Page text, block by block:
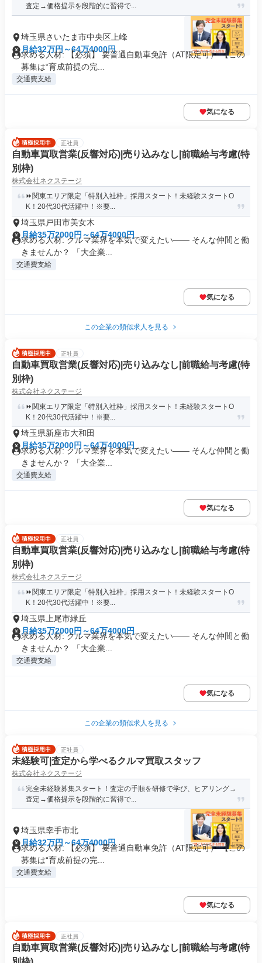
査定→価格提示を段階的に習得で...
埼玉県さいたま市中央区上峰
月給32万円～64万4000円
求める人材: 【必須】 要普通自動車免許（AT限定可） 【この
募集は“育成前提の完...
交通費支給
気になる
正社員
自動車買取営業(反響対応)|売り込みなし|前職給与考慮(特
別枠)
株式会社ネクステージ
⏩️関東エリア限定「特別入社枠」採用スタート！未経験スタートO
K！20代30代活躍中！※要...
埼玉県戸田市美女木
月給35万2000円～64万4000円
求める人材: クルマ業界を本気で変えたい―― そんな仲間と働
きませんか？ 「大企業...
交通費支給
気になる
この企業の類似求人を見る
正社員
自動車買取営業(反響対応)|売り込みなし|前職給与考慮(特
別枠)
株式会社ネクステージ
⏩️関東エリア限定「特別入社枠」採用スタート！未経験スタートO
K！20代30代活躍中！※要...
埼玉県新座市大和田
月給35万2000円～64万4000円
求める人材: クルマ業界を本気で変えたい―― そんな仲間と働
きませんか？ 「大企業...
交通費支給
気になる
正社員
自動車買取営業(反響対応)|売り込みなし|前職給与考慮(特
別枠)
株式会社ネクステージ
⏩️関東エリア限定「特別入社枠」採用スタート！未経験スタートO
K！20代30代活躍中！※要...
埼玉県上尾市緑丘
月給35万2000円～64万4000円
求める人材: クルマ業界を本気で変えたい―― そんな仲間と働
きませんか？ 「大企業...
交通費支給
気になる
この企業の類似求人を見る
正社員
未経験可|査定から学べるクルマ買取スタッフ
株式会社ネクステージ
完全未経験募集スタート！査定の手順を研修で学び、ヒアリング→
査定→価格提示を段階的に習得で...
埼玉県幸手市北
月給32万円～64万4000円
求める人材: 【必須】 要普通自動車免許（AT限定可） 【この
募集は“育成前提の完...
交通費支給
気になる
正社員
自動車買取営業(反響対応)|売り込みなし|前職給与考慮(特